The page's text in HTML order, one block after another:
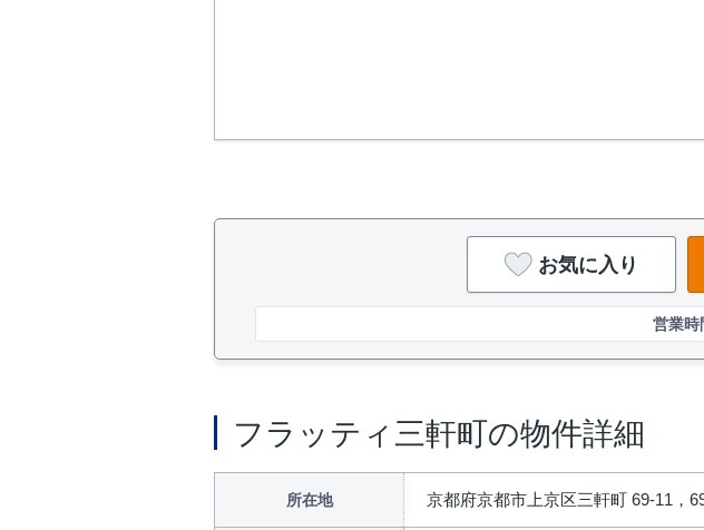
お気に入り
営業時
フラッティ三軒町の物件詳細
所在地 京都府京都市上京区三軒町 69-11，